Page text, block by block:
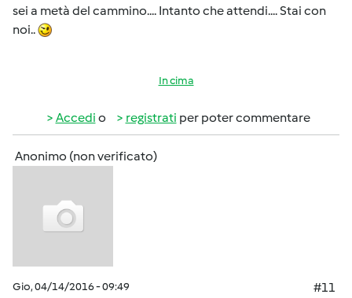
sei a metà del cammino.... Intanto che attendi.... Stai con
noi..
In cima
Accedi o registrati per poter commentare
Anonimo (non verificato)
Gio, 04/14/2016 - 09:49 #11